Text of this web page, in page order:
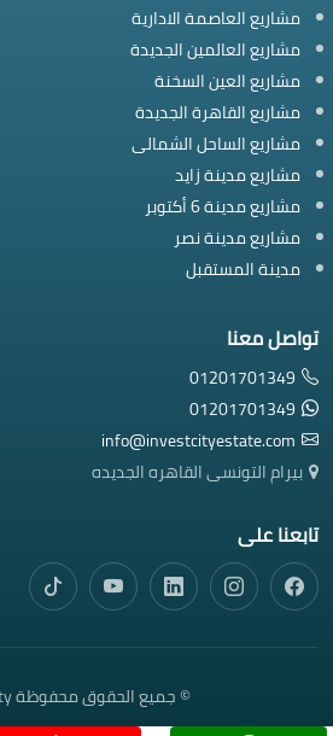
مشاريع العاصمة الادارية
مشاريع العالمين الجديدة
مشاريع العين السخنة
مشاريع القاهرة الجديدة
مشاريع الساحل الشمالى
مشاريع مدينة زايد
مشاريع مدينة 6 أكتوبر
مشاريع مدينة نصر
مدينة المستقبل
تواصل معنا
01201701349
01201701349
info@investcityestate.com
بيرام التونسى القاهره الجديده
تابعنا على
© جميع الحقوق محفوظة Invest City